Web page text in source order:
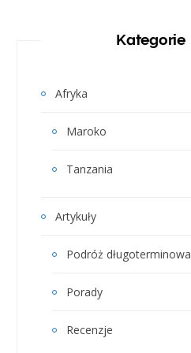
Kategorie
Afryka
Maroko
Tanzania
Artykuły
Podróż długoterminowa
Porady
Recenzje